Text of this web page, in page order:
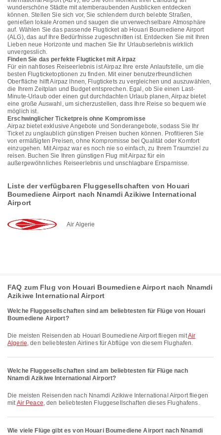
wunderschöne Städte mit atemberaubenden Ausblicken entdecken
können. Stellen Sie sich vor, Sie schlendern durch belebte Straßen,
genießen lokale Aromen und saugen die unverwechselbare Atmosphäre
auf. Wählen Sie das passende Flugticket ab Houari Boumediene Airport
(ALG), das auf Ihre Bedürfnisse zugeschnitten ist. Entdecken Sie mit Ihren
Lieben neue Horizonte und machen Sie Ihr Urlaubserlebnis wirklich
unvergesslich.
Finden Sie das perfekte Flugticket mit Airpaz
Für ein nahtloses Reiseerlebnis ist Airpaz Ihre erste Anlaufstelle, um die
besten Flugticketoptionen zu finden. Mit einer benutzerfreundlichen
Oberfläche hilft Airpaz Ihnen, Flugtickets zu vergleichen und auszuwählen,
die Ihrem Zeitplan und Budget entsprechen. Egal, ob Sie einen Last-
Minute-Urlaub oder einen gut durchdachten Urlaub planen, Airpaz bietet
eine große Auswahl, um sicherzustellen, dass Ihre Reise so bequem wie
möglich ist.
Erschwinglicher Ticketpreis ohne Kompromisse
Airpaz bietet exklusive Angebote und Sonderangebote, sodass Sie Ihr
Ticket zu unglaublich günstigen Preisen buchen können. Profitieren Sie
von ermäßigten Preisen, ohne Kompromisse bei Qualität oder Komfort
einzugehen. Mit Airpaz war es noch nie so einfach, zu Ihrem Traumziel zu
reisen. Buchen Sie Ihren günstigen Flug mit Airpaz für ein
außergewöhnliches Reiseerlebnis und unschlagbare Ersparnisse.
Liste der verfügbaren Fluggesellschaften von Houari
Boumediene Airport nach Nnamdi Azikiwe International
Airport
Air Algerie
FAQ zum Flug von Houari Boumediene Airport nach Nnamdi
Azikiwe International Airport
Welche Fluggesellschaften sind am beliebtesten für Flüge von Houari
Boumediene Airport?
Die meisten Reisenden ab Houari Boumediene Airport fliegen mitAir
Algerie, den beliebtesten Airlines für Abflüge von diesem Flughafen.
Welche Fluggesellschaften sind am beliebtesten für Flüge nach
Nnamdi Azikiwe International Airport?
Die meisten Reisenden nach Nnamdi Azikiwe International Airport fliegen
mitAir Peace, den beliebtesten Fluggesellschaften dieses Flughafens.
Wie viele Flüge gibt es von Houari Boumediene Airport nach Nnamdi